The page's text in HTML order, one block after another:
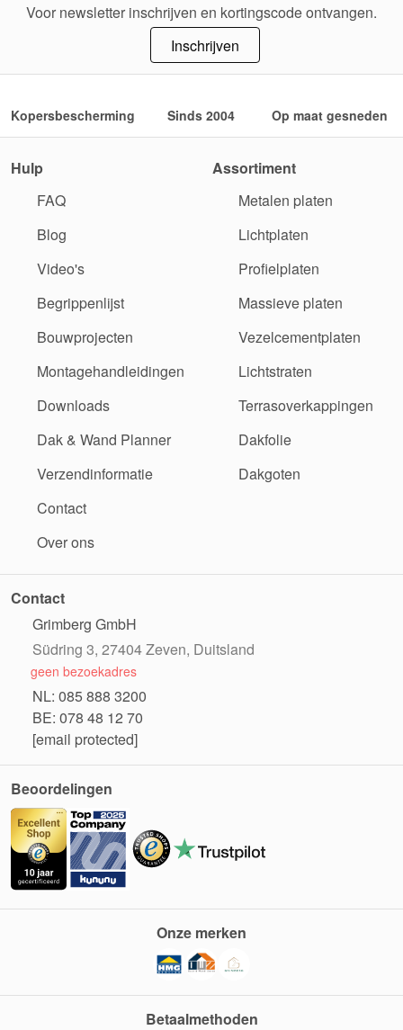
Voor newsletter inschrijven en kortingscode ontvangen.
Inschrijven
Kopersbescherming Sinds 2004 Op maat gesneden
Hulp
FAQ
Blog
Video's
Begrippenlijst
Bouwprojecten
Montagehandleidingen
Downloads
Dak & Wand Planner
Verzendinformatie
Contact
Over ons
Assortiment
Metalen platen
Lichtplaten
Profielplaten
Massieve platen
Vezelcementplaten
Lichtstraten
Terrasoverkappingen
Dakfolie
Dakgoten
Contact
Grimberg GmbH
Südring 3, 27404 Zeven, Duitsland
geen bezoekadres
NL: 085 888 3200
BE: 078 48 12 70
[email protected]
Beoordelingen
Betaalmethoden
Onze merken